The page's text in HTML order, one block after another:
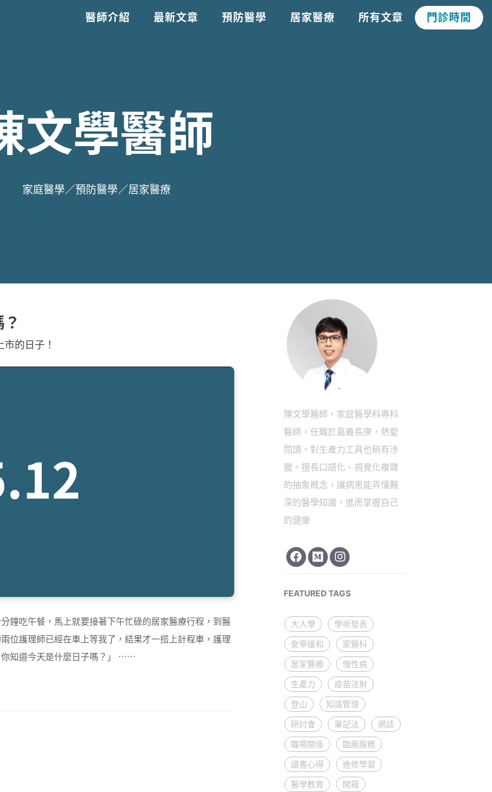
醫師介紹 最新文章 預防醫學 居家醫療 所有文章 門診時間
文學醫師
家庭醫學／預防醫學／居家醫療
的日子！
鐘吃午餐，馬上就要接著下午忙碌的居家醫療行程，到醫
位護理師已經在車上等我了，結果才一搭上計程車，護理
你知道今天是什麼日子嗎？」 ⋯⋯
陳文學醫師，家庭醫學科專科
醫師，任職於嘉義長庚，熱愛
閱讀，對生產力工具也稍有涉
獵。擅長口語化、視覺化複雜
的抽象概念，讓病患能弄懂艱
深的醫學知識，進而掌握自己
的健康
FEATURED TAGS
大人學
學術發表
安寧緩和
家醫科
居家醫療
慢性病
生產力
疫苗注射
登山
知識管理
研討會
筆記法
網誌
職場關係
臨廠服務
讀書心得
進修學習
醫學教育
開箱